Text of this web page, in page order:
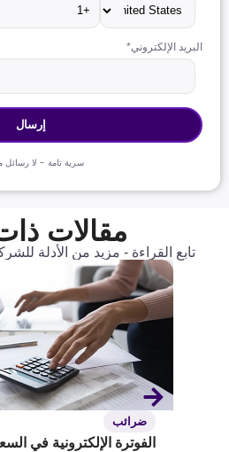
البريد الإلكتروني*
سرية تامة - لا رسائل
مقالات
تابع القراءة - مزيد من الأدلة
ضرائب
الفوترة الإلكترونية في